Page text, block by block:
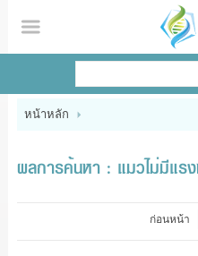
หน้าหลัก
หน้าหลัก
ผลการค้นหา : แมวไม่มีแรง
ก่อนหน้า